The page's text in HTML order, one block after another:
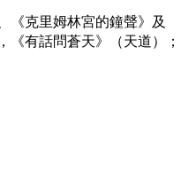
《克里姆林宮的鐘聲》及
《有話問蒼天》（天道）；